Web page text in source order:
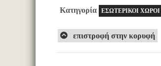
Κατηγορία ΕΣΩΤΕΡΙΚΟΙ
επιστροφή στην κορυφή